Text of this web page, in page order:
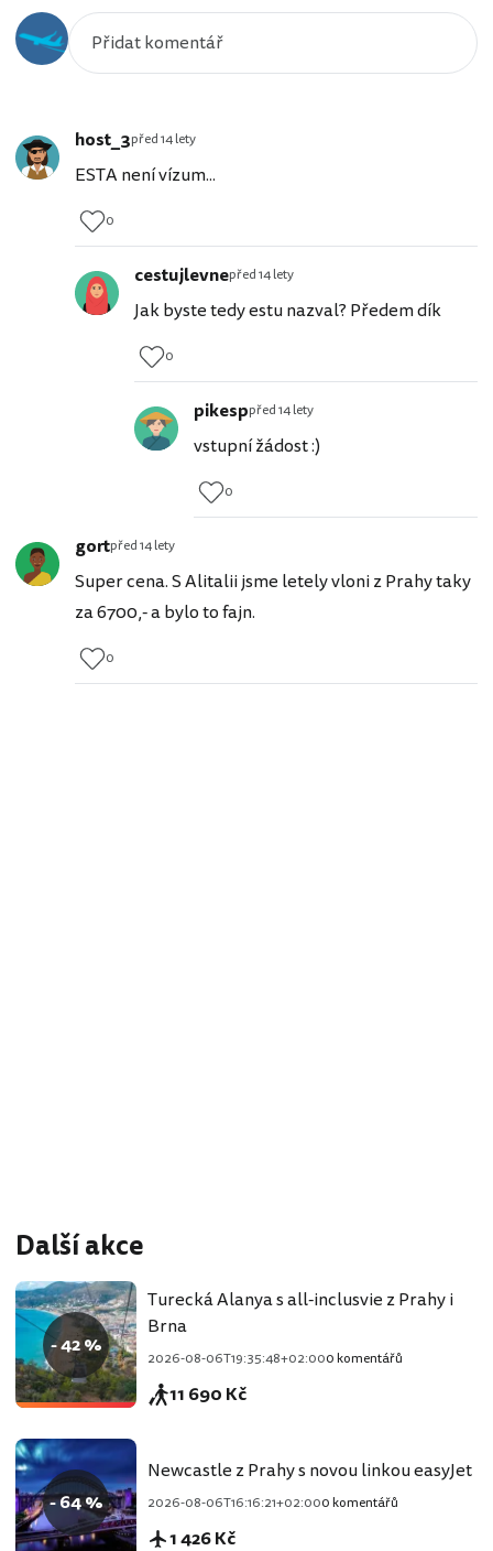
host_3před 14 lety
ESTA není vízum...
0
cestujlevnepřed 14 lety
Jak byste tedy estu nazval? Předem dík
0
pikesppřed 14 lety
vstupní žádost :)
0
gortpřed 14 lety
Super cena. S Alitalii jsme letely vloni z Prahy taky
za 6700,- a bylo to fajn.
0
Další akce
- 42 %
Turecká Alanya s all-inclusvie z Prahy i
Brna
2026-08-06T19:35:48+02:000 komentářů
11 690 Kč
- 64 %
Newcastle z Prahy s novou linkou easyJet
2026-08-06T16:16:21+02:000 komentářů
1 426 Kč